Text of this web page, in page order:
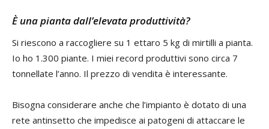
È una pianta dall’elevata produttività?
Si riescono a raccogliere su 1 ettaro 5 kg di mirtilli a pianta.
Io ho 1.300 piante. I miei record produttivi sono circa 7
tonnellate l’anno. Il prezzo di vendita è interessante.
Bisogna considerare anche che l’impianto è dotato di una
rete antinsetto che impedisce ai patogeni di attaccare le